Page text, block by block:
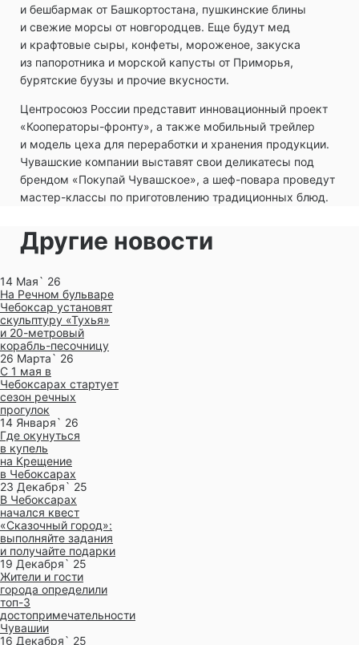
и бешбармак от Башкортостана, пушкинские блины
и свежие морсы от новгородцев. Еще будут мед
и крафтовые сыры, конфеты, мороженое, закуска
из папоротника и морской капусты от Приморья,
бурятские буузы и прочие вкусности.
Центросоюз России представит инновационный проект
«Кооператоры-фронту», а также мобильный трейлер
и модель цеха для переработки и хранения продукции.
Чувашские компании выставят свои деликатесы под
брендом «Покупай Чувашское», а шеф-повара проведут
мастер-классы по приготовлению традиционных блюд.
Другие новости
14 Мая` 26
На Речном бульваре
Чебоксар установят
скульптуру «Тухья»
и 20-метровый
корабль-песочницу
26 Марта` 26
С 1 мая в
Чебоксарах стартует
сезон речных
прогулок
14 Января` 26
Где окунуться
в купель
на Крещение
в Чебоксарах
23 Декабря` 25
В Чебоксарах
начался квест
«Сказочный город»:
выполняйте задания
и получайте подарки
19 Декабря` 25
Жители и гости
города определили
топ-3
достопримечательности
Чувашии
16 Декабря` 25